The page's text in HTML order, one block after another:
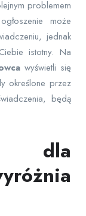
problemem
może
jednak
istotny. Na
wyświetli się
określone przez
będą
dla